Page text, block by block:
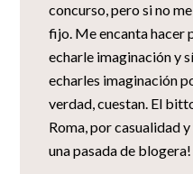
concurso, pero si no
fijo. Me encanta hacer
echarle imaginación y
echarles imaginación
verdad, cuestan. El
Roma, por casualidad
una pasada de blogera!